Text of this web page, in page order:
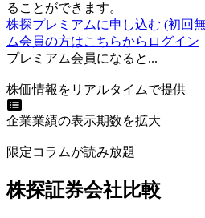
ることができます。
株探プレミアムに申し込む (初回
ム会員の方はこちらからログイン
プレミアム会員になると...
株価情報をリアルタイムで提供
企業業績の表示期数を拡大
限定コラムが読み放題
株探証券会社比較